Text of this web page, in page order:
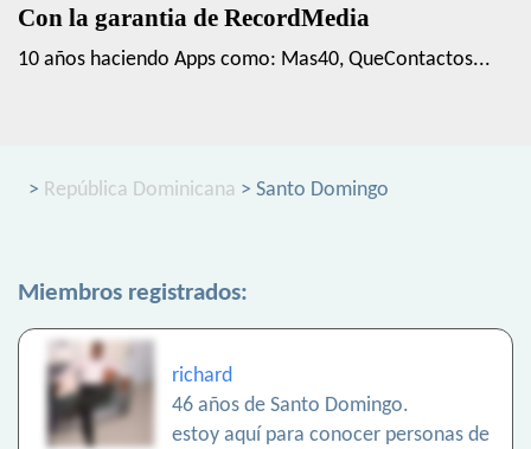
Con la garantia de RecordMedia
10 años haciendo Apps como: Mas40, QueContactos...
> República Dominicana > Santo Domingo
Miembros registrados:
richard
46 años de Santo Domingo.
estoy aquí para conocer personas de